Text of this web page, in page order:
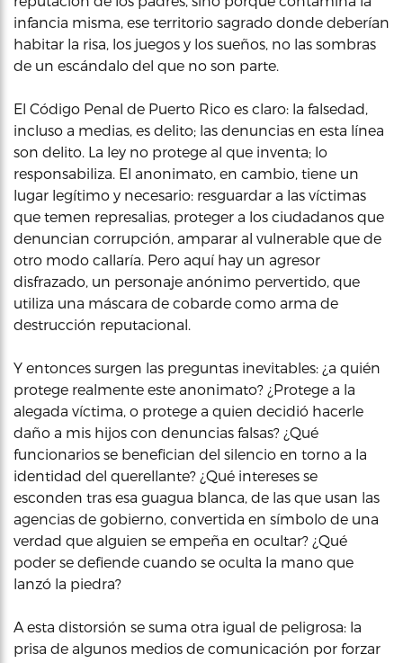
infancia misma, ese territorio sagrado donde deberían
habitar la risa, los juegos y los sueños, no las sombras
de un escándalo del que no son parte.
El Código Penal de Puerto Rico es claro: la falsedad,
incluso a medias, es delito; las denuncias en esta línea
son delito. La ley no protege al que inventa; lo
responsabiliza. El anonimato, en cambio, tiene un
lugar legítimo y necesario: resguardar a las víctimas
que temen represalias, proteger a los ciudadanos que
denuncian corrupción, amparar al vulnerable que de
otro modo callaría. Pero aquí hay un agresor
disfrazado, un personaje anónimo pervertido, que
utiliza una máscara de cobarde como arma de
destrucción reputacional.
Y entonces surgen las preguntas inevitables: ¿a quién
protege realmente este anonimato? ¿Protege a la
alegada víctima, o protege a quien decidió hacerle
daño a mis hijos con denuncias falsas? ¿Qué
funcionarios se benefician del silencio en torno a la
identidad del querellante? ¿Qué intereses se
esconden tras esa guagua blanca, de las que usan las
agencias de gobierno, convertida en símbolo de una
verdad que alguien se empeña en ocultar? ¿Qué
poder se defiende cuando se oculta la mano que
lanzó la piedra?
A esta distorsión se suma otra igual de peligrosa: la
prisa de algunos medios de comunicación por forzar